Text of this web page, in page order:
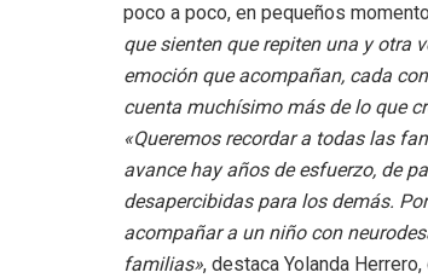
poco a poco, en pequeños
que sienten que repiten una y otra
emoción que acompañan, cada
cuenta muchísimo más de lo que
«Queremos recordar a todas las
avance hay años de esfuerzo, de
desapercibidas para los demás.
acompañar a un niño con
familias», destaca Yolanda